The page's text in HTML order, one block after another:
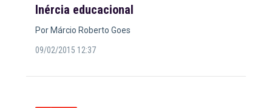
Inércia educacional
Por Márcio Roberto Goes
09/02/2015 12:37